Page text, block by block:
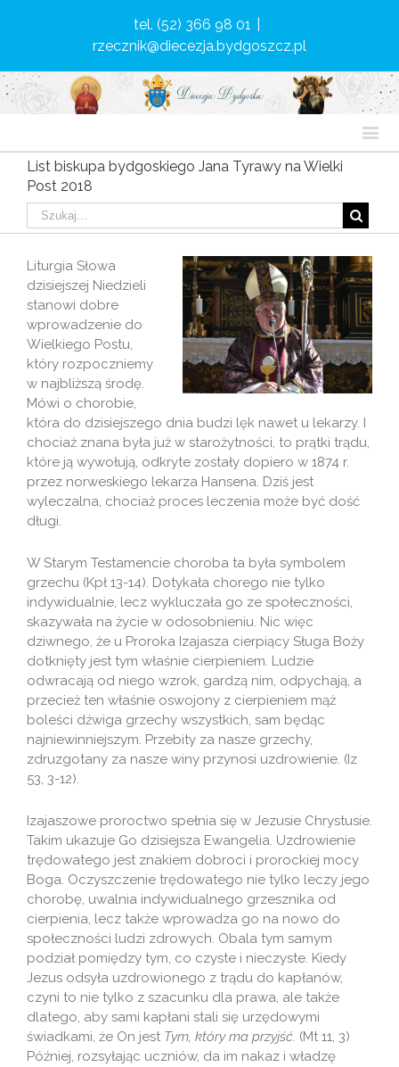
tel. (52) 366 98 01
rzecznik@diecezja.bydgoszcz.pl
List biskupa bydgoskiego Jana Tyrawy na Wielki
Post 2018
Liturgia Słowa
dzisiejszej Niedzieli
stanowi dobre
wprowadzenie do
Wielkiego Postu,
który rozpoczniemy
w najbliższą środę.
Mówi o chorobie,
która do dzisiejszego dnia budzi lęk nawet u lekarzy. I
chociaż znana była już w starożytności, to prątki trądu,
które ją wywołują, odkryte zostały dopiero w 1874 r.
przez norweskiego lekarza Hansena. Dziś jest
wyleczalna, chociaż proces leczenia może być dość
długi.
W Starym Testamencie choroba ta była symbolem
grzechu (Kpł 13-14). Dotykała chorego nie tylko
indywidualnie, lecz wykluczała go ze społeczności,
skazywała na życie w odosobnieniu. Nic więc
dziwnego, że u Proroka Izajasza cierpiący Sługa Boży
dotknięty jest tym właśnie cierpieniem. Ludzie
odwracają od niego wzrok, gardzą nim, odpychają, a
przecież ten właśnie oswojony z cierpieniem mąż
boleści dźwiga grzechy wszystkich, sam będąc
najniewinniejszym. Przebity za nasze grzechy,
zdruzgotany za nasze winy przynosi uzdrowienie. (Iz
53, 3-12).
Izajaszowe proroctwo spełnia się w Jezusie Chrystusie.
Takim ukazuje Go dzisiejsza Ewangelia. Uzdrowienie
trędowatego jest znakiem dobroci i prorockiej mocy
Boga. Oczyszczenie trędowatego nie tylko leczy jego
chorobę, uwalnia indywidualnego grzesznika od
cierpienia, lecz także wprowadza go na nowo do
społeczności ludzi zdrowych. Obala tym samym
podział pomiędzy tym, co czyste i nieczyste. Kiedy
Jezus odsyła uzdrowionego z trądu do kapłanów,
czyni to nie tylko z szacunku dla prawa, ale także
dlatego, aby sami kapłani stali się urzędowymi
świadkami, że On jest Tym, który ma przyjść. (Mt 11, 3)
Później, rozsyłając uczniów, da im nakaz i władzę